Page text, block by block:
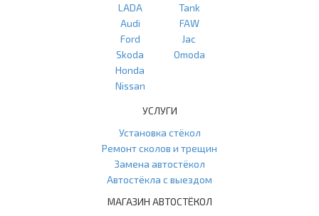
LADA
Audi
Ford
Skoda
Honda
Nissan
Tank
FAW
Jac
Omoda
УСЛУГИ
Установка стёкол
Ремонт сколов и трещин
Замена автостёкол
Автостёкла с выездом
МАГАЗИН АВТОСТЁКОЛ